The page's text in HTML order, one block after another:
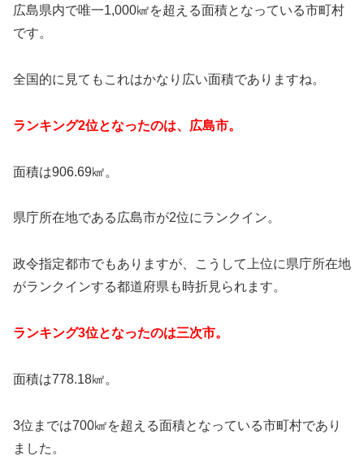
広島県内で唯一1,000㎢を超える面積となっている市町村
です。
全国的に見てもこれはかなり広い面積でありますね。
ランキング2位となったのは、広島市。
面積は906.69㎢。
県庁所在地である広島市が2位にランクイン。
政令指定都市でもありますが、こうして上位に県庁所在地
がランクインする都道府県も時折見られます。
ランキング3位となったのは三次市。
面積は778.18㎢。
3位までは700㎢を超える面積となっている市町村であり
ました。